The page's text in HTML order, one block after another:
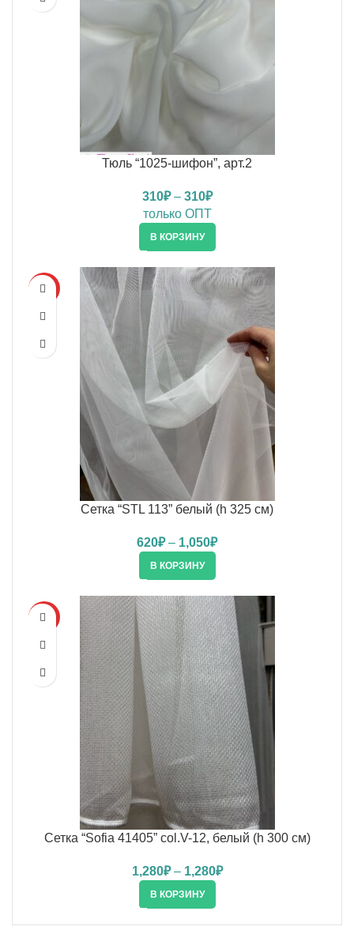
Тюль “1025-шифон”, арт.2
310₽– 310₽
только ОПТ
В КОРЗИНУ
HOT
Сетка “STL 113” белый (h 325 см)
620₽– 1,050₽
В КОРЗИНУ
HOT
Сетка “Sofia 41405” col.V-12, белый (h 300 см)
1,280₽– 1,280₽
В КОРЗИНУ